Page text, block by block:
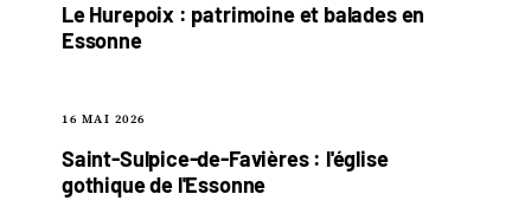
Le Hurepoix : patrimoine et balades en
Essonne
16 MAI 2026
Saint-Sulpice-de-Favières : l'église
gothique de l'Essonne